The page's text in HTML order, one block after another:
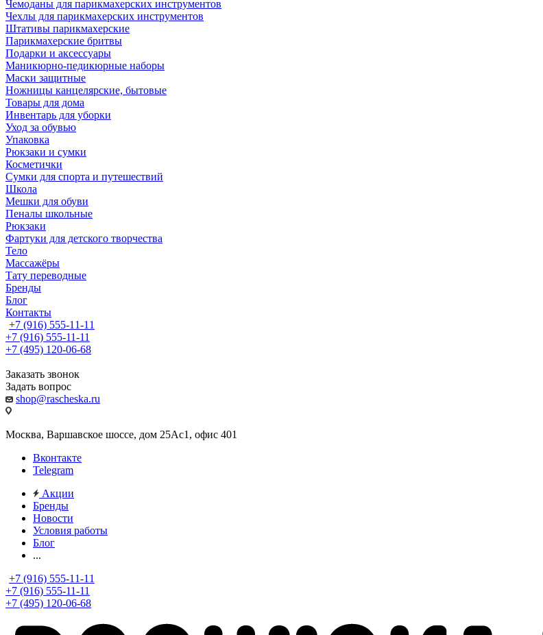
Чемоданы для парикмахерских инструментов
Чехлы для парикмахерских инструментов
Штативы парикмахерские
Парикмахерские бритвы
Подарки и аксессуары
Маникюрно-педикюрные наборы
Маски защитные
Ножницы канцелярские, бытовые
Товары для дома
Инвентарь для уборки
Уход за обувью
Упаковка
Рюкзаки и сумки
Косметички
Сумки для спорта и путешествий
Школа
Мешки для обуви
Пеналы школьные
Рюкзаки
Фартуки для детского творчества
Тело
Массажёры
Тату переводные
Бренды
Блог
Контакты
+7 (916) 555-11-11
+7 (916) 555-11-11
+7 (495) 120-06-68
Заказать звонок
Задать вопрос
shop@rascheska.ru
Москва, Варшавское шоссе, дом 25Аc1, офис 401
Вконтакте
Telegram
Акции
Бренды
Новости
Условия работы
Блог
...
+7 (916) 555-11-11
+7 (916) 555-11-11
+7 (495) 120-06-68